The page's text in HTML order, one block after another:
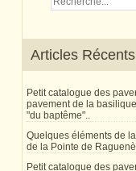
Articles Récents
Petit catalogue des
pavement de la
"du baptême"..
Quelques éléments de
de la Pointe de
Petit catalogue des